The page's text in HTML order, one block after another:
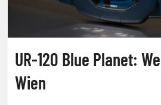
UR-120 Blue Planet:
Wien